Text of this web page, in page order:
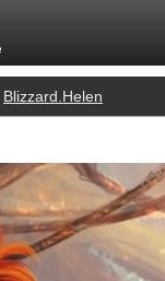
Blizzard.Helen